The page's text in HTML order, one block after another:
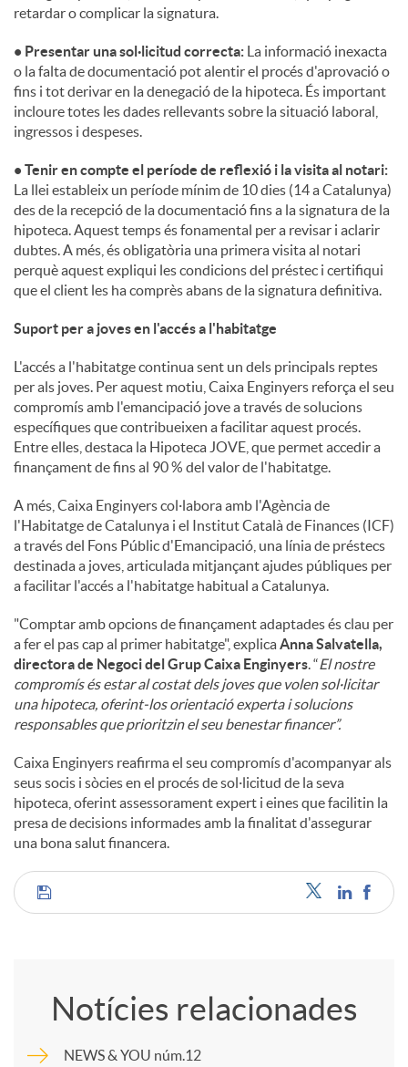
retardar o complicar la signatura.
• Presentar una sol·licitud correcta: La informació inexacta
o la falta de documentació pot alentir el procés d'aprovació o
fins i tot derivar en la denegació de la hipoteca. És important
incloure totes les dades rellevants sobre la situació laboral,
ingressos i despeses.
• Tenir en compte el període de reflexió i la visita al notari:
La llei estableix un període mínim de 10 dies (14 a Catalunya)
des de la recepció de la documentació fins a la signatura de la
hipoteca. Aquest temps és fonamental per a revisar i aclarir
dubtes. A més, és obligatòria una primera visita al notari
perquè aquest expliqui les condicions del préstec i certifiqui
que el client les ha comprès abans de la signatura definitiva.
Suport per a joves en l'accés a l'habitatge
L'accés a l'habitatge continua sent un dels principals reptes
per als joves. Per aquest motiu, Caixa Enginyers reforça el seu
compromís amb l'emancipació jove a través de solucions
específiques que contribueixen a facilitar aquest procés.
Entre elles, destaca la Hipoteca JOVE, que permet accedir a
finançament de fins al 90 % del valor de l'habitatge.
A més, Caixa Enginyers col·labora amb l'Agència de
l'Habitatge de Catalunya i el Institut Català de Finances (ICF)
a través del Fons Públic d'Emancipació, una línia de préstecs
destinada a joves, articulada mitjançant ajudes públiques per
a facilitar l'accés a l'habitatge habitual a Catalunya.
"Comptar amb opcions de finançament adaptades és clau per
a fer el pas cap al primer habitatge", explicaAnna Salvatella,
directora de Negoci del Grup Caixa Enginyers. “El nostre
compromís és estar al costat dels joves que volen sol·licitar
una hipoteca, oferint-los orientació experta i solucions
responsables que prioritzin el seu benestar financer”.
Caixa Enginyers reafirma el seu compromís d'acompanyar als
seus socis i sòcies en el procés de sol·licitud de la seva
hipoteca, oferint assessorament expert i eines que facilitin la
presa de decisions informades amb la finalitat d'assegurar
una bona salut financera.
C
m
Notícies relacionades
NEWS & YOU núm.12